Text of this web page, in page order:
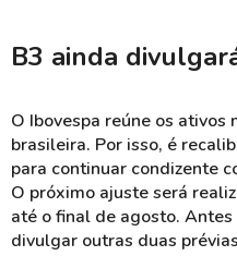
B3 ainda
O Ibovespa reúne os ativos
brasileira. Por isso, é
para continuar condizente
O próximo ajuste será
até o final de agosto.
divulgar outras duas